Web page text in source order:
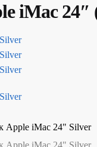
iMac 24″